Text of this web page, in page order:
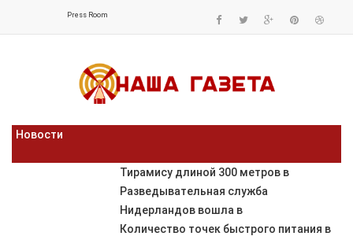
Press Room
Новости
Тирамису длиной 300 метров в
Разведывательная служба
Нидерландов вошла в
Количество точек быстрого питания в